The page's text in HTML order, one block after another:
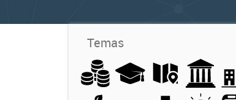
Temas